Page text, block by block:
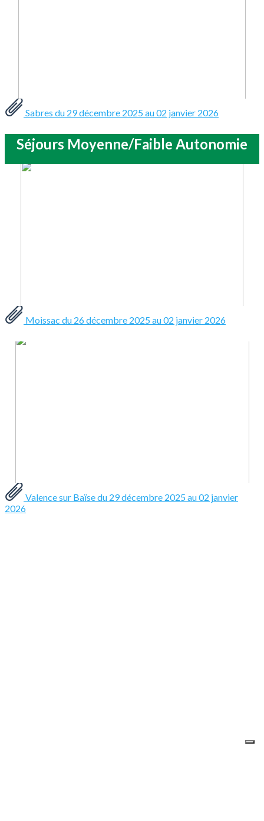
Sabres du 29 décembre 2025 au 02 janvier 2026
Séjours Moyenne/Faible Autonomie
Moissac du 26 décembre 2025 au 02 janvier 2026
Valence sur Baïse du 29 décembre 2025 au 02 janvier
2026